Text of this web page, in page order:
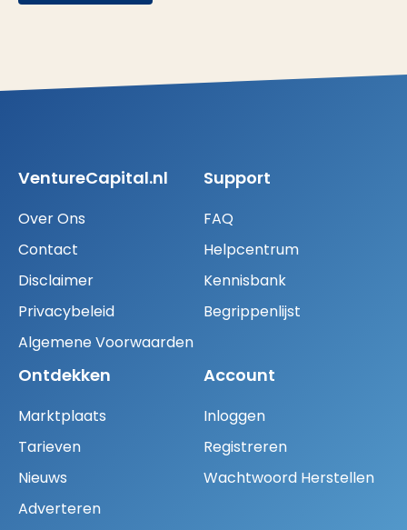
VentureCapital.nl
Over Ons
Contact
Disclaimer
Privacybeleid
Algemene Voorwaarden
Support
FAQ
Helpcentrum
Kennisbank
Begrippenlijst
Ontdekken
Marktplaats
Tarieven
Nieuws
Adverteren
Account
Inloggen
Registreren
Wachtwoord Herstellen